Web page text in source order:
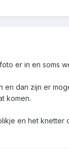
er in en soms
dan zijn er
komen.
en het knetter